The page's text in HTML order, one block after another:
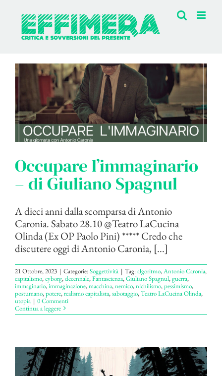
contenuto
Occupare l’immaginario
– di Giuliano Spagnul
A dieci anni dalla scomparsa di Antonio
Caronia. Sabato 28.10 @Teatro LaCucina
Olinda (Ex OP Paolo Pini) ***** Credo che
discutere oggi di Antonio Caronia, [...]
21 Ottobre, 2023 | Categorie:Soggettività | Tag:algoritmo,Antonio Caronia,
capitalismo,cyborg,decennale,Fantascienza,Giuliano Spagnul,guerra,
immaginario,immaginazione,macchina,nemico,nichilismo,pessimismo,
postumano,potere,realismo capitalista,sabotaggio,Teatro LaCucina Olinda,
utopia | 0 Commenti
Continua a leggere